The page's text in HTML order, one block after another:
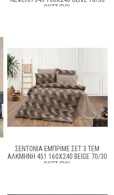
COTT/POL
ΣΕΝΤΟΝΙΑ ΕΜΠΡΙΜΕ ΣΕΤ 3 ΤΕΜ
ΑΛΚΜΉΝΗ 451 160X240 BEIGE 70/30
COTT/POL